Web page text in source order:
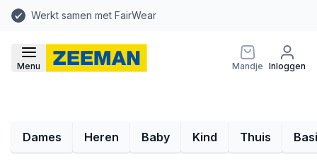
Werkt samen met FairWear
Menu Mandje Inloggen
Dames Heren Baby Kind Thuis